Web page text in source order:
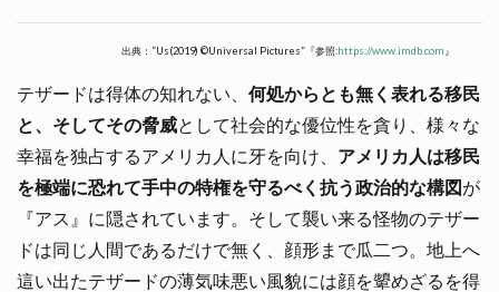
出典：”Us(2019) ©Universal Pictures”『参照:https://www.imdb.com 』
テザードは得体の知れない、 何処からとも無く表れる移民
と、そしてその脅威として社会的な優位性を貪り、様々な
幸福を独占するアメリカ人に牙を向け、 アメリカ人は移民
を極端に恐れて手中の特権を守るべく抗う政治的な構図が
『アス』に隠されています。そして襲い来る怪物のテザー
ドは同じ人間であるだけで無く、顔形まで瓜二つ。地上へ
這い出たテザードの薄気味悪い風貌には顔を顰めざるを得